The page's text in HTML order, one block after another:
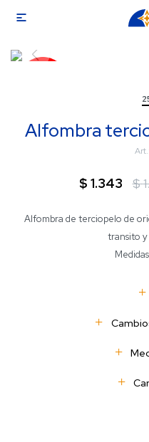

Alfombra
$ 1.343 $
Alfombra de terciopelo de
transito